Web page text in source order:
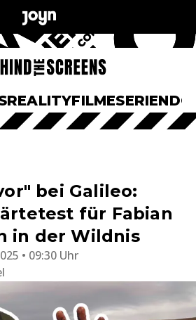
REALITYFILMESERIEN
bei Galileo:
für Fabian
in der Wildnis
• 09:30 Uhr